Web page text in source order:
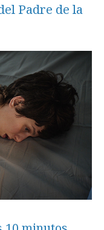
Padre de la